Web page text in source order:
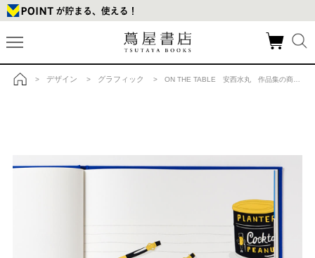
> デザイン > グラフィック > ON THE TABLE 安西水丸 作品集の商品詳細